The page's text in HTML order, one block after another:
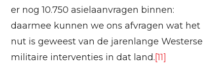
er nog 10.750 asielaanvragen binnen:
daarmee kunnen we ons afvragen wat het
nut is geweest van de jarenlange Westerse
militaire interventies in dat land.[11]